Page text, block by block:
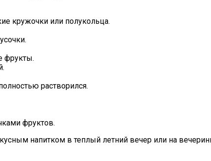
кружочки или полукольца.
фрукты.
растворился.
фруктов.
напитком в теплый летний вечер или на